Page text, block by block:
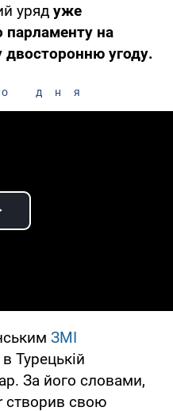
уряд уже
парламенту на
двосторонню угоду.
дня
Video
ЗМІ
Турецькій
За його словами,
створив свою